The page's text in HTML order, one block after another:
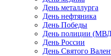
День металлурга
День нефтяника
День Победы
День полиции
День России
День Святого